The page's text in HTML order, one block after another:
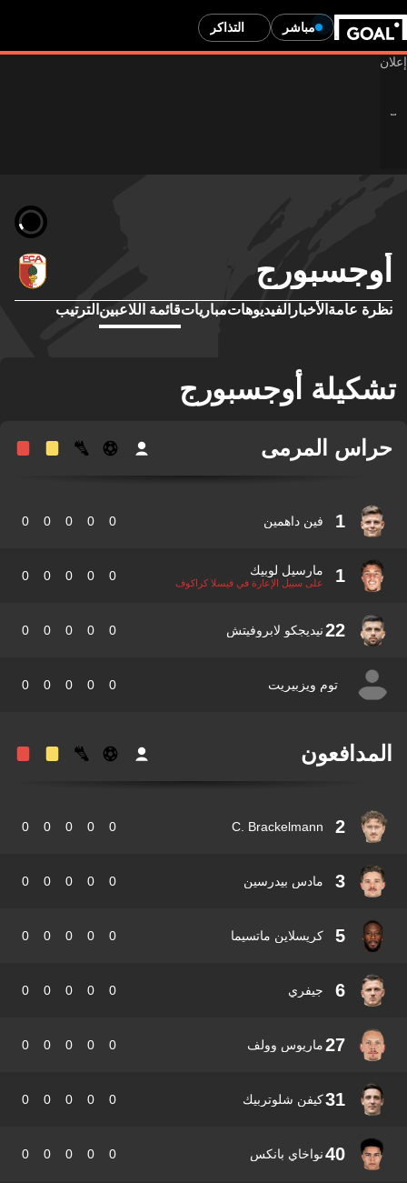
مباشر التذاكر
عامةالأخبارالفيديوهاتمبارياتقائمة اللاعبينالترتيب
أوجسبورج
المرمى
1 فين داهمين 0
0
0
0
1 مارسيل لوبيك
على سبيل الإعارة في فيسلا كراكوف 0
0
0
0
22 نيديجكو لابروفيتش 0
0
0
0
توم ويزبيريت 0
0
0
0
2
C. Brackelmann
0
0
0
0
3 مادس بيدرسين 0
0
0
0
5 كريسلاين ماتسيما 0
0
0
0
6 جيفري 0
0
0
0
27 ماريوس وولف 0
0
0
0
31 كيفن شلوتربيك 0
0
0
0
40 نواخاي بانكس 0
0
0
0